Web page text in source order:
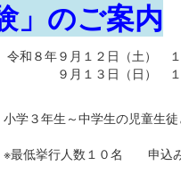
」のご案内
年９月１２日（土） １
日（日） １２
生～中学生の児童生徒
数１０名 申込みが